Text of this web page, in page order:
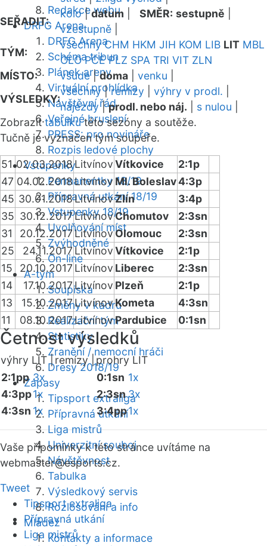
Redakce webu
DRFG Arena
DRFG Arena
Schéma tribun
Plánek areny
Virtuální prohlídka
Návštěvní řád
Veřejné bruslení
PRESS: pro novináře
Rozpis ledové plochy
Vstupenky
Permanentky 18/19
Přípravná utkání 18/19
Vstupenky 18/19
Uvolňování míst
Zvýhodněné
On-line
A-tým
Soupiska
Změny v kádru
Realizační tým
Statistiky
Zranění / nemocní hráči
Dresy 2018/19
Zápasy
Tipsport extraliga
Přípravná utkání
Liga mistrů
Univerzitní souboj
Návštěvnost
Tabulka
Výsledkový servis
Rozlosování a info
Mládež
Kontakty a informace
SEŘADIT:
kolo|datum SMĚR: sestupně
vzestupně
TÝM:
všechny CHM HKM JIH KOM LIB LIT MBL
OLO PCE PLZ SPA TRI VIT ZLN
MÍSTO:
všude|doma venku
VÝSLEDKY:
všechny|remízy výhry v prodl.
nájezdy|prodl. nebo náj. s nulou
Zobrazittabulkutéto sezóny a soutěže.
Tučně je vyznačen tým soupeře.
51 02.03.2018LitvínovVítkovice
2:1p
47 04.02.2018Litvínov Ml. Boleslav4:3p
45 30.01.2018LitvínovZlín
3:4p
35 30.12.2017LitvínovChomutov
2:3sn
31
20.12.2017Litvínov Olomouc
2:3sn
25
24.11.2017LitvínovVítkovice
2:1p
15
20.10.2017 Litvínov Liberec
2:3sn
14
17.10.2017Litvínov Plzeň
2:1p
13
15.10.2017LitvínovKometa
4:3sn
11
08.10.2017LitvínovPardubice 0:1sn
Četnost výsledků
výhry LIT | remízy | prohry LIT
2:1pp 3x
4:3pp1x
4:3sn 1x
0:1sn 1x
2:3sn3x
3:4pp1x
Vaše připomínky k této stránce uvítáme na
webmaster@esports.cz.
Tweet
Tipsport extraliga
Přípravná utkání
Liga mistrů